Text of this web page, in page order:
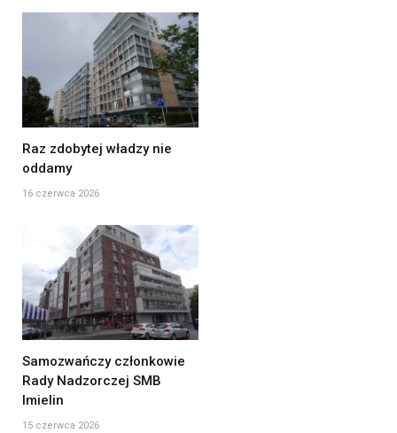
Raz zdobytej władzy nie
oddamy
16 czerwca 2026
Samozwańczy członkowie
Rady Nadzorczej SMB
Imielin
15 czerwca 2026